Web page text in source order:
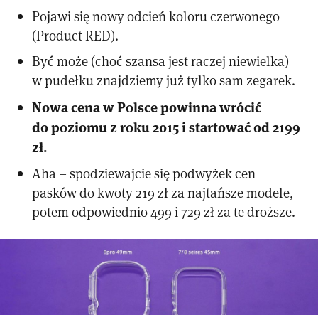
Pojawi się nowy odcień koloru czerwonego
(Product RED).
Być może (choć szansa jest raczej niewielka)
w pudełku znajdziemy już tylko sam zegarek.
Nowa cena w Polsce powinna wrócić
do poziomu z roku 2015 i startować od 2199
zł.
Aha – spodziewajcie się podwyżek cen
pasków do kwoty 219 zł za najtańsze modele,
potem odpowiednio 499 i 729 zł za te droższe.